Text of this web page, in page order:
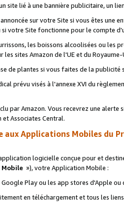
site lié à une bannière publicitaire, un
sur votre Site si vous êtes une
si votre Site fonctionne pour le compte
les boissons alcoolisées ou les
les sites Amazon de l'UE et du Royaume-
de plantes si vous faites de la publicité
prévu visés à l'annexe XVI du
par Amazon. Vous recevrez une alerte
Associates Central.
aux Applications Mobiles du
logicielle conçue pour et
»), votre Application Mobile :
Play ou les app stores d'Apple ou
en téléchargement et tous les